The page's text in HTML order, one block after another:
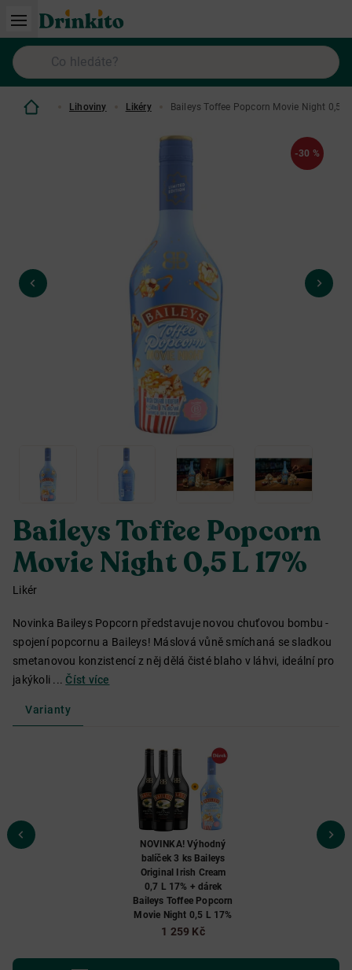
Lihoviny Likéry Baileys Toffee Popcorn Movie Night 0,5 L
-30 %
Baileys Toffee Popcorn
Movie Night 0,5 L 17%
Likér
Novinka Baileys Popcorn představuje novou chuťovou bombu -
spojení popcornu a Baileys! Máslová vůně smíchaná se sladkou
smetanovou konzistencí z něj dělá čisté blaho v láhvi, ideální pro
jakýkoli ... Číst více
Varianty
NOVINKA! Výhodný
balíček 3 ks Baileys
Original Irish Cream
0,7 L 17% + dárek
Baileys Toffee Popcorn
Movie Night 0,5 L 17%
1 259 Kč